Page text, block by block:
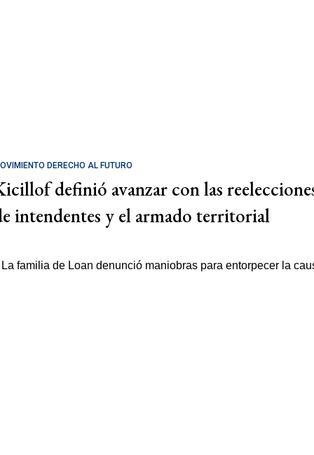
DERECHO AL FUTURO
definió avanzar con las
intendentes y el armado territorial